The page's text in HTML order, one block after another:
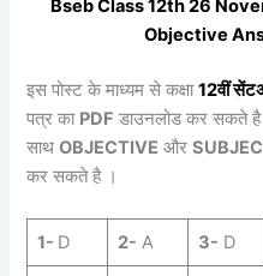
Bseb Class 12th 26
Objective
इस पोस्ट के माध्यम से कक्षा12वीं
पत्र का PDF डाउनलोड कर सकते
साथOBJECTIVE और
कर सकते है ।
1- D 2- A 3- D